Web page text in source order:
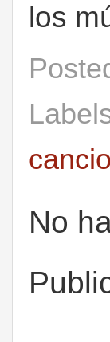
los
No